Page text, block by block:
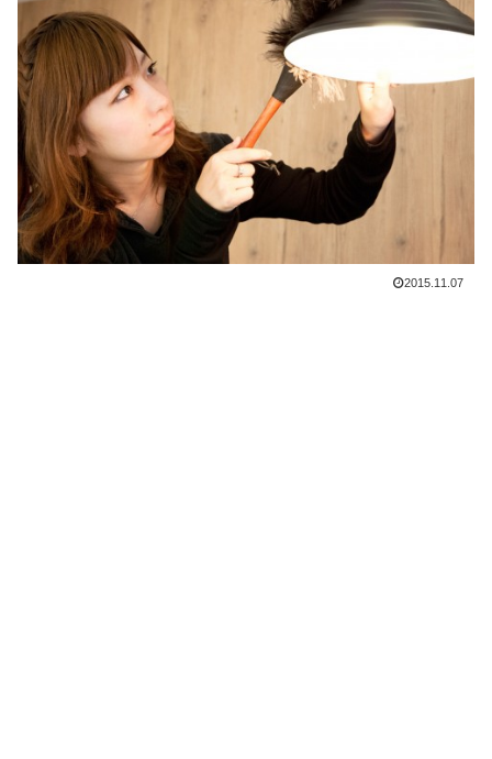
2015.11.07